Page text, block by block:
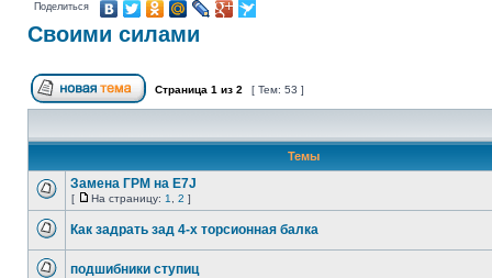
Поделиться
Своими силами
Страница 1 из 2 [ Тем: 53 ]
Темы
Замена ГРМ на E7J
[ На страницу: 1 2 ]
Как задрать зад 4-х торсионная балка
подшибники ступиц